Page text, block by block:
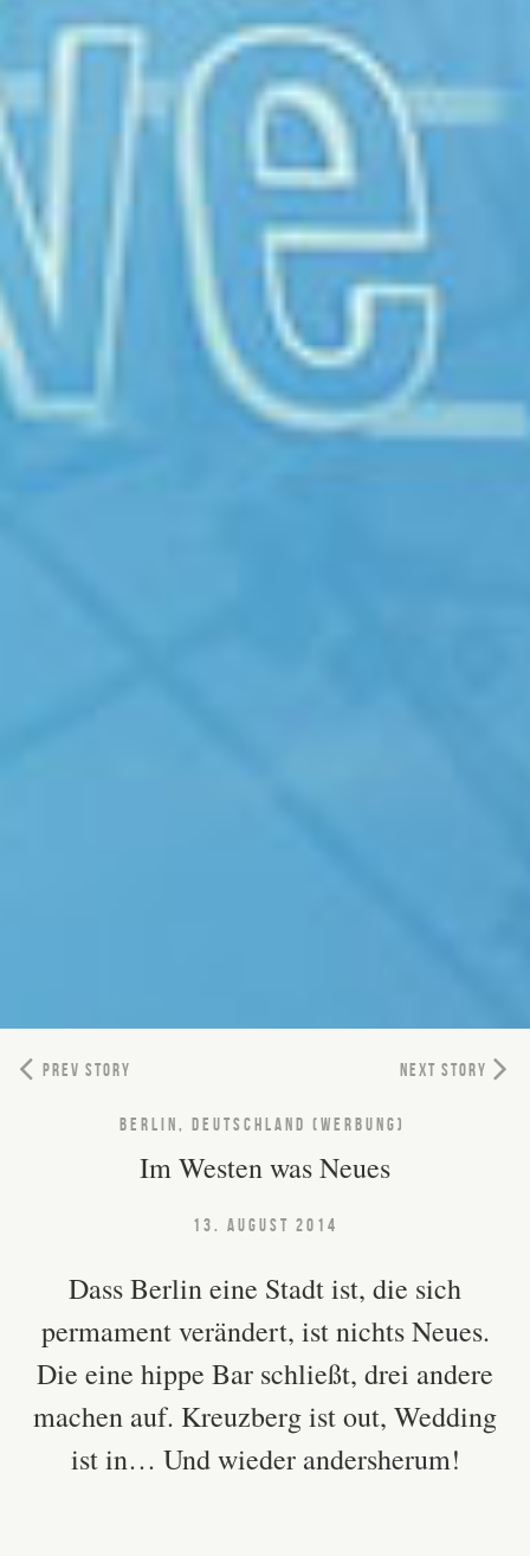
PREV STORY NEXT STORY
BERLIN, DEUTSCHLAND (WERBUNG)
Im Westen was Neues
13. AUGUST 2014
Dass Berlin eine Stadt ist, die sich
permament verändert, ist nichts Neues.
Die eine hippe Bar schließt, drei andere
machen auf. Kreuzberg ist out, Wedding
ist in… Und wieder andersherum!